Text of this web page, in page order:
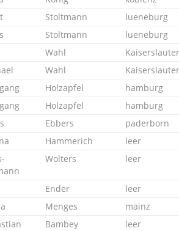
Stoltmann
lueneburg
Stoltmann
lueneburg
Wahl
Wahl
Holzapfel
hamburg
Holzapfel
hamburg
Ebbers
paderborn
Hammerich
leer
Wolters leer
Ender
leer
Menges
mainz
Bambey
leer